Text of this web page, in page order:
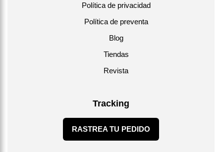
Política de privacidad
Política de preventa
Blog
Tiendas
Revista
Tracking
RASTREA TU PEDIDO